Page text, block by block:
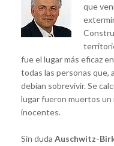
que
fue el lugar más eficaz
todas las personas que,
debían sobrevivir. Se
lugar fueron muertos un
inocentes.
Sin duda Auschwitz-